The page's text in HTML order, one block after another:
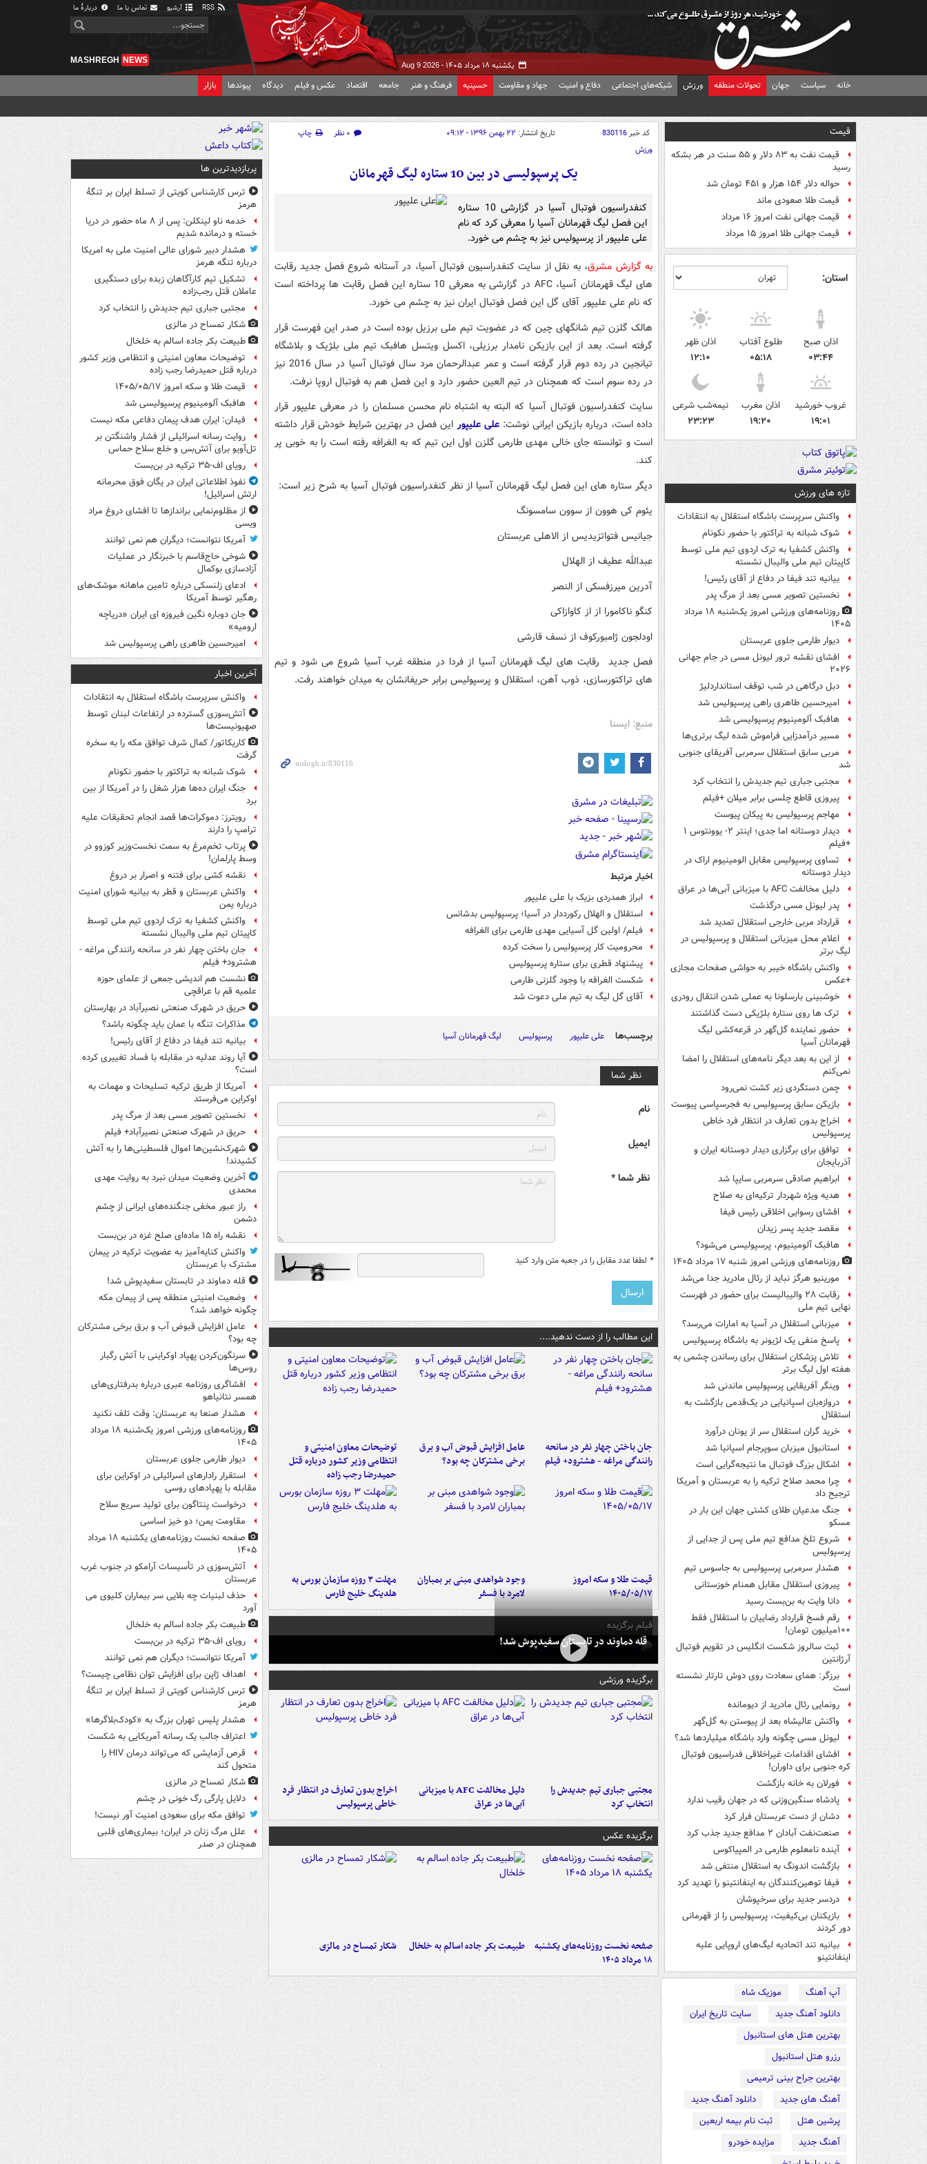
آرشیو تماس با ما دربارهٔ ما
یکشنبه ۱۸ مرداد ۱۴۰۵ - Aug 9 2026
MASHREGH NEWS
خانه سیاست جهان تحولات منطقه ورزش شبکه‌های اجتماعی دفاع و امنیت جهاد و مقاومت حسینیه فرهنگ و هنر جامعه اقتصاد عکس و فیلم دیدگاه پیوندها بازار
قیمت
قیمت نفت به ۸۳ دلار و ۵۵ سنت در هر بشکه
رسید
حواله دلار ۱۵۴ هزار و ۴۵۱ تومان شد
قیمت طلا صعودی ماند
قیمت جهانی نفت امروز ۱۶ مرداد
قیمت جهانی طلا امروز ۱۵ مرداد
استان:
اذان صبح
۰۳:۴۴
طلوع آفتاب
۰۵:۱۸
اذان ظهر
۱۲:۱۰
غروب خورشید
۱۹:۰۱
اذان مغرب
۱۹:۲۰
نیمه‌شب شرعی
۲۳:۲۳
تازه های ورزش
واکنش سرپرست باشگاه استقلال به انتقادات
شوک شبانه به تراکتور با حضور نکونام
واکنش کشفیا به ترک اردوی تیم ملی توسط
کاپیتان تیم ملی والیبال نشسته
بیانیه تند فیفا در دفاع از آقای رئیس!
نخستین تصویر مسی بعد از مرگ پدر
روزنامه‌های ورزشی امروز یک‌شنبه ۱۸ مرداد
۱۴۰۵
دیوار طارمی جلوی عربستان
افشای نقشه ترور لیونل مسی در جام جهانی
۲۰۲۶
دبل درگاهی در شب توقف استانداردلیژ
امیرحسین طاهری راهی پرسپولیس شد
هافبک آلومینیوم پرسپولیسی شد
مسیر درآمدزایی فراموش شده لیگ برتری‌ها
مربی سابق استقلال سرمربی آفریقای جنوبی
شد
مجتبی جباری تیم جدیدش را انتخاب کرد
پیروزی قاطع چلسی برابر میلان +فیلم
مهاجم پرسپولیس به پیکان پیوست
دیدار دوستانه اما جدی؛ اینتر ۲- یوونتوس ۱
+فیلم
تساوی پرسپولیس مقابل الومینیوم اراک در
دیدار دوستانه
دلیل مخالفت AFC با میزبانی آبی‌ها در عراق
پدر لیونل مسی درگذشت
قرارداد مربی خارجی استقلال تمدید شد
اعلام محل میزبانی استقلال و پرسپولیس در
لیگ برتر
واکنش باشگاه خیبر به حواشی صفحات مجازی
+عکس
خوشبینی بارسلونا به عملی شدن انتقال رودری
ترک ها روی ستاره بلژیکی دست گذاشتند
حضور نماینده گل‌گهر در قرعه‌کشی لیگ
قهرمانان آسیا
از این به بعد دیگر نامه‌های استقلال را امضا
نمی‌کنم
چمن دستگردی زیر کشت نمی‌رود
بازیکن سابق پرسپولیس به فجرسپاسی پیوست
اخراج بدون تعارف در انتظار فرد خاطی
پرسپولیس
توافق برای برگزاری دیدار دوستانه ایران و
آذربایجان
ابراهیم صادقی سرمربی سایپا شد
هدیه ویژه شهردار ترکیه‌ای به صلاح
افشای رسوایی اخلاقی رئیس فیفا
مقصد جدید پسر زیدان
هافبک آلومینیوم، پرسپولیسی می‌شود؟
روزنامه‌های ورزشی امروز ‌شنبه ۱۷ مرداد ۱۴۰۵
مورینیو هرگز نباید از رئال مادرید جدا می‌شد
رقابت ۲۸ والیبالیست برای حضور در فهرست
نهایی تیم ملی
میزبانی استقلال در آسیا به امارات می‌رسد؟
پاسخ منفی یک لژیونر به باشگاه پرسپولیس
تلاش پزشکان استقلال برای رساندن چشمی به
هفته اول لیگ برتر
وینگر آفریقایی پرسپولیس ماندنی شد
دروازه‌بان اسپانیایی در یک‌قدمی بازگشت به
استقلال
خرید گران استقلال سر از یونان درآورد
استانبول میزبان سوپرجام اسپانیا شد
اشکال بزرگ فوتبال ما نتیجه‌گرایی است
چرا محمد صلاح ترکیه را به عربستان و آمریکا
ترجیح داد
جنگ مدعیان طلای کشتی جهان این بار در
مسکو
شروع تلخ مدافع تیم ملی پس از جدایی از
پرسپولیس
هشدار سرمربی پرسپولیس به جاسوس تیم
پیروزی استقلال مقابل همنام خوزستانی
دانا وایت به بن‌بست رسید
رقم فسخ قرارداد رضاییان با استقلال فقط
۱۰۰میلیون تومان!
ثبت سالروز شکست انگلیس در تقویم فوتبال
آرژانتین
برزگر: همای سعادت روی دوش تارتار نشسته
است
رونمایی رئال مادرید از دیومانده
واکنش عالیشاه بعد از پیوستن به گل‌گهر
لیونل مسی چگونه وارد باشگاه میلیاردها شد؟
افشای اقدامات غیراخلاقی فدراسیون فوتبال
کره جنوبی برای داوران!
فورلان به خانه بازگشت
پادشاه سنگین‌وزنی که در جهان رقیب ندارد
دشان از دست عربستان فرار کرد
صنعت‌نفت آبادان ۲ مدافع جدید جذب کرد
آینده نامعلوم طارمی در المپیاکوس
بازگشت اندونگ به استقلال منتفی شد
فیفا توهین‌کنندگان به اینفانتینو را تهدید کرد
دردسر جدید برای سرخپوشان
بازیکنان بی‌کیفیت، پرسپولیس را از قهرمانی
دور کردند
بیانیه تند اتحادیه لیگ‌های اروپایی علیه
اینفانتینو
آپ آهنگ
موزیک شاه
دانلود آهنگ جدید
سایت تاریخ ایران
بهترین هتل های استانبول
رزرو هتل استانبول
بهترین جراح بینی ترمیمی
آهنگ های جدید
دانلود آهنگ جدید
پرشین هتل
ثبت نام بیمه اربعین
آهنگ جدید
مزایده خودرو
کد خبر830116 تاریخ انتشار: ۲۲ بهمن ۱۳۹۶ - ۰۹:۱۲ ۰ نظر
چاپ
ورزش
یک پرسپولیسی در بین 10 ستاره لیگ قهرمانان
کنفدراسیون فوتبال آسیا در گزارشی 10 ستاره
این فصل لیگ قهرمانان آسیا را معرفی کرد که نام
علی علیپور از پرسپولیس نیز به چشم می خورد.
به گزارش مشرق، به نقل از سایت کنفدراسیون فوتبال آسیا، در آستانه شروع فصل جدید رقابت
های لیگ قهرمانان آسیا، AFC در گزارشی به معرفی 10 ستاره این فصل رقابت ها پرداخته است
که نام علی علیپور آقای گل این فصل فوتبال ایران نیز به چشم می خورد.
هالک گلزن تیم شانگهای چین که در عضویت تیم ملی برزیل بوده است در صدر این فهرست قرار
گرفته است. بعد از این بازیکن نامدار برزیلی، اکسل ویتسل هافبک تیم ملی بلژیک و بلاشگاه
تیانجین در رده دوم قرار گرفته است و عمر عبدالرحمان مرد سال فوتبال آسیا در سال 2016 نیز
در رده سوم است که همچنان در تیم العین حضور دارد و این فصل هم به فوتبال اروپا نرفت.
سایت کنفدراسیون فوتبال آسیا که البته به اشتباه نام محسن مسلمان را در معرفی علیپور قرار
داده است، درباره بازیکن ایرانی نوشت:علی علیپور این فصل در بهترین شرایط خودش قرار داشته
است و توانسته جای خالی مهدی طارمی گلزن اول این تیم که به الغرافه رفته است را به خوبی پر
کند.
دیگر ستاره های این فصل لیگ قهرمانان آسیا از نظر کنفدراسیون فوتبال آسیا به شرح زیر است:
یئوم کی هوون از سوون سامسونگ
جیانیس فتواتزیدیس از الاهلی عربستان
عبدالله عطیف از الهلال
آدرین میرزفسکی از النصر
کنگو ناکامورا از از کاوازاکی
اودلجون ژامبورکوف از نسف قارشی
فصل جدید رقابت های لیگ قهرمانان آسیا از فردا در منطقه غرب آسیا شروع می شود و تیم
های تراکتورسازی، ذوب آهن، استقلال و پرسپولیس برابر حریفانشان به میدان خواهند رفت.
منبع: ایسنا
اخبار مرتبط
ابراز همدردی بزیک با علی علیپور
استقلال و الهلال رکورددار در آسیا؛ پرسپولیس بدشانس
فیلم/ اولین گل آسیایی مهدی طارمی برای الغرافه
محرومیت کار پرسپولیس را سخت کرده
پیشنهاد قطری‌ برای ستاره پرسپولیس
شکست الغرافه با وجود گلزنی طارمی
آقای گل لیگ به تیم ملی دعوت شد
برچسب‌ها علی علیپور پرسپولیس لیگ قهرمانان آسیا
نظر شما
نام
ایمیل
نظر شما *
* لطفا عدد مقابل را در جعبه متن وارد کنید
این مطالب را از دست ندهید....
جان باختن چهار نفر در سانحه
رانندگی مراغه - هشترود+ فیلم
عامل افزایش قبوض آب و برق
برخی مشترکان چه بود؟
توضیحات معاون امنیتی و
انتظامی وزیر کشور درباره قتل
حمیدرضا رجب زاده
قیمت طلا و سکه امروز
۱۴۰۵/۰۵/۱۷
وجود شواهدی مبنی بر بمباران
لامرد با فسفر
مهلت ۳ روزه سازمان بورس به
هلدینگ خلیج فارس
فیلم برگزیده
قله دماوند در تابستان سفیدپوش شد!
برگزیده ورزشی
مجتبی جباری تیم جدیدش را
انتخاب کرد
دلیل مخالفت AFC با میزبانی
آبی‌ها در عراق
اخراج بدون تعارف در انتظار فرد
خاطی پرسپولیس
برگزیده عکس
صفحه نخست روزنامه‌های یکشنبه
۱۸ مرداد ۱۴۰۵
طبیعت بکر جاده اسالم به خلخال شکار تمساح در مالزی
پربازدیدترین ها
ترس کارشناس کویتی از تسلط ایران بر تنگۀ
هرمز
خدمه ناو لینکلن: پس از ۸ ماه حضور در دریا
خسته و درمانده‌ شدیم
هشدار دبیر شورای عالی امنیت ملی به امریکا
درباره تنگه هرمز
تشکیل تیم کارآگاهان زبده برای دستگیری
عاملان قتل رجب‌زاده
مجتبی جباری تیم جدیدش را انتخاب کرد
شکار تمساح در مالزی
طبیعت بکر جاده اسالم به خلخال
توضیحات معاون امنیتی و انتظامی وزیر کشور
درباره قتل حمیدرضا رجب زاده
قیمت طلا و سکه امروز ۱۴۰۵/۰۵/۱۷
هافبک آلومینیوم پرسپولیسی شد
فیدان: ایران هدف پیمان دفاعی مکه نیست
روایت رسانه اسرائیلی از فشار واشنگتن بر
تل‌آویو برای آتش‌بس و خلع سلاح حماس
رویای اف-۳۵ ترکیه در بن‌بست
نفوذ اطلاعاتی ایران در یگان فوق محرمانه
ارتش اسرائیل!
از مظلوم‌نمایی براندازها تا افشای دروغ مراد
ویسی
آمریکا نتوانست؛ دیگران هم نمی توانند
شوخی حاج‌قاسم با خبرنگار در عملیات
آزادسازی بوکمال
ادعای زلنسکی درباره تامین ماهانه موشک‌های
رهگیر توسط آمریکا
جان دوباره نگین فیروزه ای ایران «دریاچه
ارومیه»
امیرحسین طاهری راهی پرسپولیس شد
آخرین اخبار
واکنش سرپرست باشگاه استقلال به انتقادات
آتش‌سوزی گسترده در ارتفاعات لبنان توسط
صهیونیست‌ها
کاریکاتور/ کمال شرف توافق مکه را به سخره
گرفت
شوک شبانه به تراکتور با حضور نکونام
جنگ ایران ده‌ها هزار شغل را در آمریکا از بین
برد
رویترز: دموکرات‌ها قصد انجام تحقیقات علیه
ترامپ را دارند
پرتاب تخم‌مرغ به سمت نخست‌وزیر کوزوو در
وسط پارلمان!
نقشه کشی برای فتنه و اصرار بر دروغ
واکنش عربستان و قطر به بیانیه شورای امنیت
درباره یمن
واکنش کشفیا به ترک اردوی تیم ملی توسط
کاپیتان تیم ملی والیبال نشسته
جان باختن چهار نفر در سانحه رانندگی مراغه -
هشترود+ فیلم
نشست هم اندیشی جمعی از علمای حوزه
علمیه قم با عراقچی
حریق در شهرک صنعتی نصیرآباد در بهارستان
مذاکرات تنگه با عمان باید چگونه باشد؟
بیانیه تند فیفا در دفاع از آقای رئیس!
آیا روند عدلیه در مقابله با فساد تغییری کرده
است؟
آمریکا از طریق ترکیه تسلیحات و مهمات به
اوکراین می‌فرستد
نخستین تصویر مسی بعد از مرگ پدر
حریق در شهرک صنعتی نصیرآباد+ فیلم
شهرک‌نشین‌ها اموال فلسطینی‌ها را به آتش
کشیدند!
آخرین وضعیت میدان نبرد به روایت مهدی
محمدی
راز عبور مخفی جنگنده‌های ایرانی از چشم
دشمن
نقشه راه ۱۵ ماده‌ای صلح غزه در بن‌بست
واکنش کنایه‌آمیز به عضویت ترکیه در پیمان
مشترک با عربستان
قله دماوند در تابستان سفیدپوش شد!
وضعیت امنیتی منطقه پس از پیمان مکه
چگونه خواهد شد؟
عامل افزایش قبوض آب و برق برخی مشترکان
چه بود؟
سرنگون‌کردن پهپاد اوکراینی با آتش رگبار
روس‌ها
افشاگری روزنامه عبری درباره بدرفتاری‌های
همسر نتانیاهو
هشدار صنعا به عربستان: وقت تلف نکنید
روزنامه‌های ورزشی امروز یک‌شنبه ۱۸ مرداد
۱۴۰۵
دیوار طارمی جلوی عربستان
استقرار رادارهای اسرائیلی در اوکراین برای
مقابله با پهپادهای روسی
درخواست پنتاگون برای تولید سریع سلاح
مقاومت یمن؛ دو خیز اساسی
صفحه نخست روزنامه‌های یکشنبه ۱۸ مرداد
۱۴۰۵
آتش‌سوزی در تأسیسات آرامکو در جنوب غرب
عربستان
حذف لبنیات چه بلایی سر بیماران کلیوی می
آورد
طبیعت بکر جاده اسالم به خلخال
رویای اف-۳۵ ترکیه در بن‌بست
آمریکا نتوانست؛ دیگران هم نمی توانند
اهداف ژاپن برای افزایش توان نظامی چیست؟
ترس کارشناس کویتی از تسلط ایران بر تنگۀ
هرمز
هشدار پلیس تهران بزرگ به «کودک‌بلاگرها»
اعتراف جالب یک رسانه آمریکایی به شکست
قرص آزمایشی که می‌تواند درمان HIV را
متحول کند
شکار تمساح در مالزی
دلایل پارگی رگ خونی در چشم
توافق مکه برای سعودی امنیت آور نیست!
علل مرگ زنان در ایران؛ بیماری‌های قلبی
همچنان در صدر